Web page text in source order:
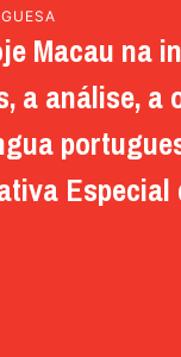
Macau na
a análise, a
Especial